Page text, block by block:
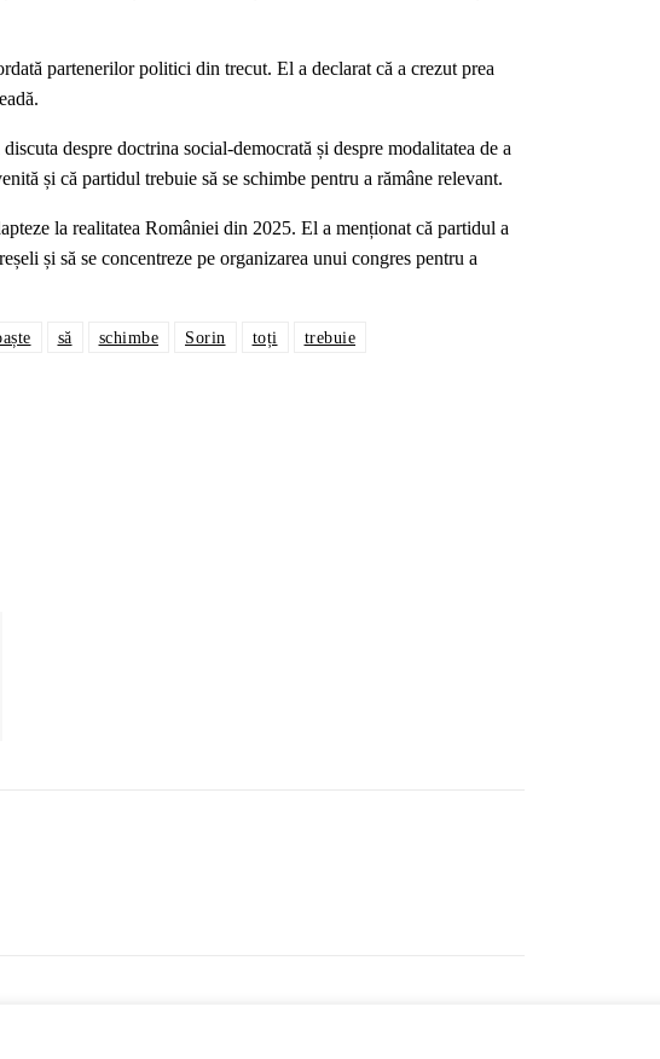
partenerilor politici din trecut. El a declarat că a crezut prea
despre doctrina social-democrată și despre modalitatea de a
și că partidul trebuie să se schimbe pentru a rămâne relevant.
la realitatea României din 2025. El a menționat că partidul a
și să se concentreze pe organizarea unui congres pentru a
să schimbe Sorin toți trebuie